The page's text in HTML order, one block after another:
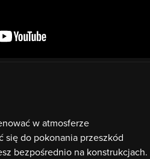
w atmosferze
się do pokonania przeszkód
bezpośrednio na konstrukcjach.